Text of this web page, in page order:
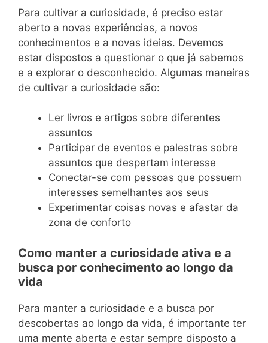
Para cultivar a curiosidade, é preciso estar
aberto a novas experiências, a novos
conhecimentos e a novas ideias. Devemos
estar dispostos a questionar o que já sabemos
e a explorar o desconhecido. Algumas maneiras
de cultivar a curiosidade são:
Ler livros e artigos sobre diferentes
assuntos
Participar de eventos e palestras sobre
assuntos que despertam interesse
Conectar-se com pessoas que possuem
interesses semelhantes aos seus
Experimentar coisas novas e afastar da
zona de conforto
Como manter a curiosidade ativa e a
busca por conhecimento ao longo da
vida
Para manter a curiosidade e a busca por
descobertas ao longo da vida, é importante ter
uma mente aberta e estar sempre disposto a